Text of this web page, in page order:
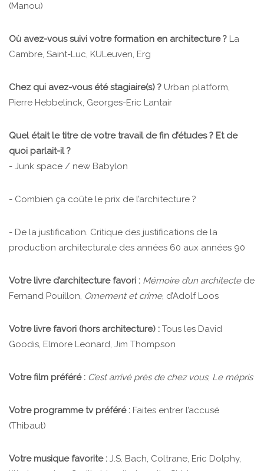
(Manou)
Où avez-vous suivi votre formation en architecture ? La
Cambre, Saint-Luc, KULeuven, Erg
Chez qui avez-vous été stagiaire(s) ? Urban platform,
Pierre Hebbelinck, Georges-Eric Lantair
Quel était le titre de votre travail de fin d’études ? Et de
quoi parlait-il ?
- Junk space / new Babylon
- Combien ça coûte le prix de l’architecture ?
- De la justification. Critique des justifications de la
production architecturale des années 60 aux années 90
Votre livre d’architecture favori : Mémoire d’un architecte de
Fernand Pouillon, Ornement et crime, d’Adolf Loos
Votre livre favori (hors architecture) : Tous les David
Goodis, Elmore Leonard, Jim Thompson
Votre film préféré : C’est arrivé près de chez vous, Le mépris
Votre programme tv préféré : Faites entrer l’accusé
(Thibaut)
Votre musique favorite : J.S. Bach, Coltrane, Eric Dolphy,